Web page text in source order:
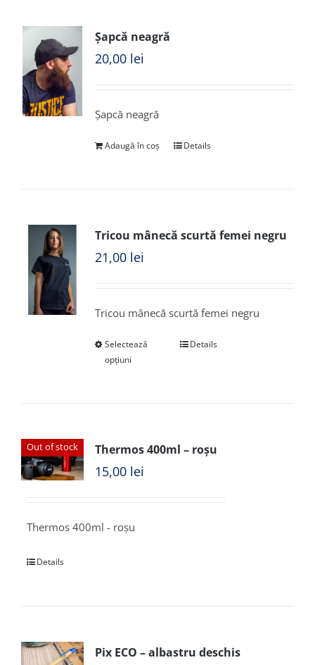
Șapcă neagră
20,00 lei
Șapcă neagră
Adaugă în coș Details
Tricou mânecă scurtă femei negru
21,00 lei
Tricou mânecă scurtă femei negru
Selectează
opțiuni
Details
Out of stock Thermos 400ml – roșu
15,00 lei
Thermos 400ml - roșu
Details
Pix ECO – albastru deschis